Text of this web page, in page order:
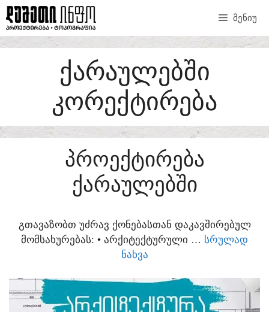
SKIP
TO
CONTENT
ᲛᲔᲜᲘᲣ
ᲥᲐᲠᲐᲣᲚᲔᲑᲨᲘ
ᲙᲝᲠᲔᲥᲢᲘᲠᲔᲑᲐ
ᲞᲠᲝᲔᲥᲢᲘᲠᲔᲑᲐ
ᲥᲐᲠᲐᲣᲚᲔᲑᲨᲘ
ᲒᲗᲐᲕᲐᲖᲝᲑᲗ ᲣᲫᲠᲐᲕ ᲥᲝᲜᲔᲑᲐᲡᲗᲐᲜ ᲓᲐᲙᲐᲕᲨᲘᲠᲔᲑᲣᲚ
ᲛᲝᲛᲡᲐᲮᲣᲠᲔᲑᲐᲡ:​ • ᲐᲠᲥᲘᲢᲔᲥᲢᲣᲠᲣᲚᲘ … ᲡᲠᲣᲚᲐᲓ
ᲜᲐᲮᲕᲐ